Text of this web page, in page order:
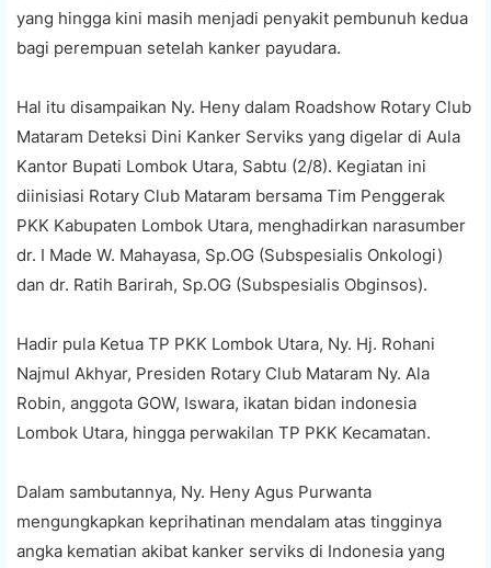
yang hingga kini masih menjadi penyakit pembunuh kedua
bagi perempuan setelah kanker payudara.
Hal itu disampaikan Ny. Heny dalam Roadshow Rotary Club
Mataram Deteksi Dini Kanker Serviks yang digelar di Aula
Kantor Bupati Lombok Utara, Sabtu (2/8). Kegiatan ini
diinisiasi Rotary Club Mataram bersama Tim Penggerak
PKK Kabupaten Lombok Utara, menghadirkan narasumber
dr. I Made W. Mahayasa, Sp.OG (Subspesialis Onkologi)
dan dr. Ratih Barirah, Sp.OG (Subspesialis Obginsos).
Hadir pula Ketua TP PKK Lombok Utara, Ny. Hj. Rohani
Najmul Akhyar, Presiden Rotary Club Mataram Ny. Ala
Robin, anggota GOW, Iswara, ikatan bidan indonesia
Lombok Utara, hingga perwakilan TP PKK Kecamatan.
Dalam sambutannya, Ny. Heny Agus Purwanta
mengungkapkan keprihatinan mendalam atas tingginya
angka kematian akibat kanker serviks di Indonesia yang